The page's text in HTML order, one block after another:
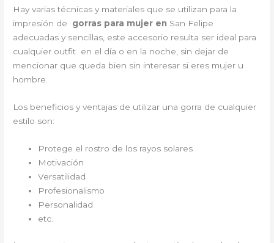
Hay varias técnicas y materiales que se utilizan para la
impresión de gorras para mujer en San Felipe
adecuadas y sencillas, este accesorio resulta ser ideal para
cualquier outfit en el día o en la noche, sin dejar de
mencionar que queda bien sin interesar si eres mujer u
hombre.
Los beneficios y ventajas de utilizar una gorra de cualquier
estilo son:
Protege el rostro de los rayos solares
Motivación
Versatilidad
Profesionalismo
Personalidad
etc.